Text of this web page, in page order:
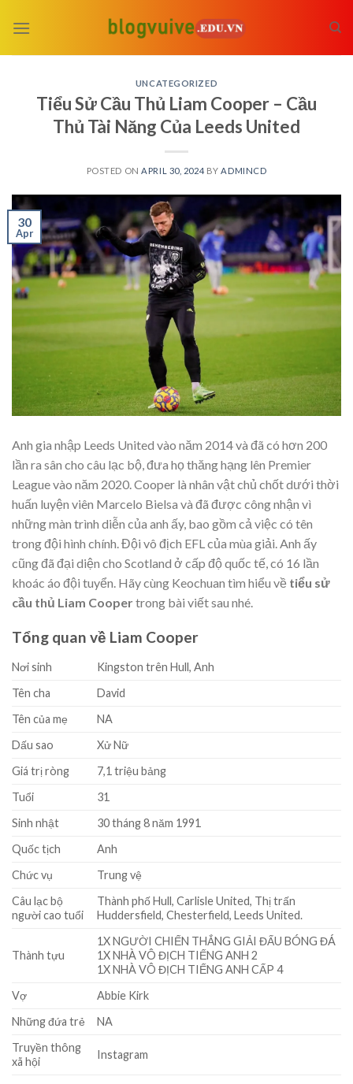
UNCATEGORIZED
Tiểu Sử Cầu Thủ Liam Cooper – Cầu
Thủ Tài Năng Của Leeds United
POSTED ON APRIL 30, 2024 BY ADMINCD
30
Apr
Anh gia nhập Leeds United vào năm 2014 và đã có hơn 200
lần ra sân cho câu lạc bộ, đưa họ thăng hạng lên Premier
League vào năm 2020. Cooper là nhân vật chủ chốt dưới thời
huấn luyện viên Marcelo Bielsa và đã được công nhận vì
những màn trình diễn của anh ấy, bao gồm cả việc có tên
trong đội hình chính. Đội vô địch EFL của mùa giải. Anh ấy
cũng đã đại diện cho Scotland ở cấp độ quốc tế, có 16 lần
khoác áo đội tuyển. Hãy cùng Keochuan tìm hiểu về tiểu sử
cầu thủ Liam Coopertrong bài viết sau nhé.
Tổng quan về Liam Cooper
Nơi sinh
Kingston trên Hull, Anh
Tên cha
David
Tên của mẹ
NA
Dấu sao
Xử Nữ
Giá trị ròng
7,1 triệu bảng
Tuổi
31
Sinh nhật
30 tháng 8 năm 1991
Quốc tịch
Anh
Chức vụ
Trung vệ
Câu lạc bộ
người cao tuổi
Thành phố Hull, Carlisle United, Thị trấn
Huddersfield, Chesterfield, Leeds United.
Thành tựu
1X NGƯỜI CHIẾN THẮNG GIẢI ĐẤU BÓNG ĐÁ
1X NHÀ VÔ ĐỊCH TIẾNG ANH 2
1X NHÀ VÔ ĐỊCH TIẾNG ANH CẤP 4
Vợ
Abbie Kirk
Những đứa trẻ
NA
Truyền thông
xã hội
Instagram